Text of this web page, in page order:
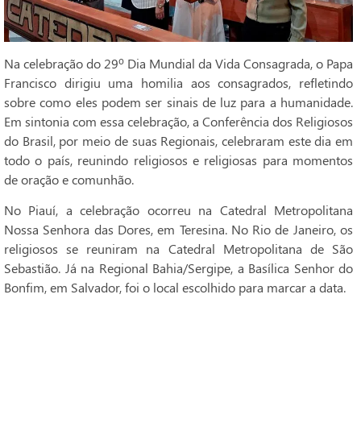
Na celebração do 29º Dia Mundial da Vida Consagrada, o Papa
Francisco dirigiu uma homilia aos consagrados, refletindo
sobre como eles podem ser sinais de luz para a humanidade.
Em sintonia com essa celebração, a Conferência dos Religiosos
do Brasil, por meio de suas Regionais, celebraram este dia em
todo o país, reunindo religiosos e religiosas para momentos
de oração e comunhão.
No Piauí, a celebração ocorreu na Catedral Metropolitana
Nossa Senhora das Dores, em Teresina. No Rio de Janeiro, os
religiosos se reuniram na Catedral Metropolitana de São
Sebastião. Já na Regional Bahia/Sergipe, a Basílica Senhor do
Bonfim, em Salvador, foi o local escolhido para marcar a data.